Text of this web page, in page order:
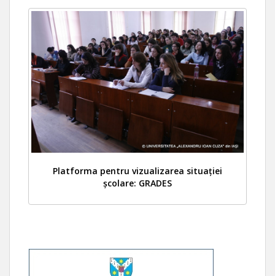
Platforma pentru vizualizarea situației
școlare: GRADES